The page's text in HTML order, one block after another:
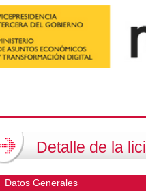
Detalle de la
Datos Generales